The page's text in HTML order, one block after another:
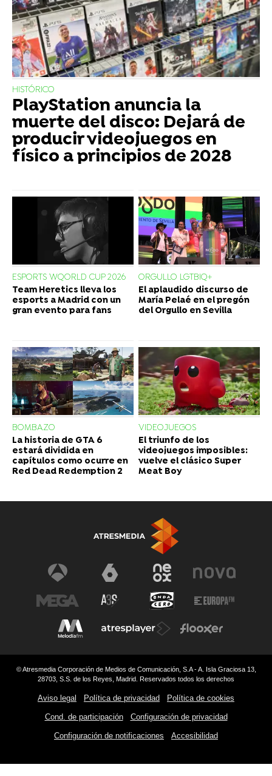
HISTÓRICO
PlayStation anuncia la
muerte del disco: Dejará de
producir videojuegos en
físico a principios de 2028
ESPORTS WQORLD CUP 2026
Team Heretics lleva los
esports a Madrid con un
gran evento para fans
ORGULLO LGTBIQ+
El aplaudido discurso de
María Pelaé en el pregón
del Orgullo en Sevilla
BOMBAZO
La historia de GTA 6
estará dividida en
capítulos como ocurre en
Red Dead Redemption 2
VIDEOJUEGOS
El triunfo de los
videojuegos imposibles:
vuelve el clásico Super
Meat Boy
© Atresmedia Corporación de Medios de Comunicación, S.A - A. Isla Graciosa 13,
28703, S.S. de los Reyes, Madrid. Reservados todos los derechos
Aviso legal Política de privacidad Política de cookies
Cond. de participación Configuración de privacidad
Configuración de notificaciones Accesibilidad